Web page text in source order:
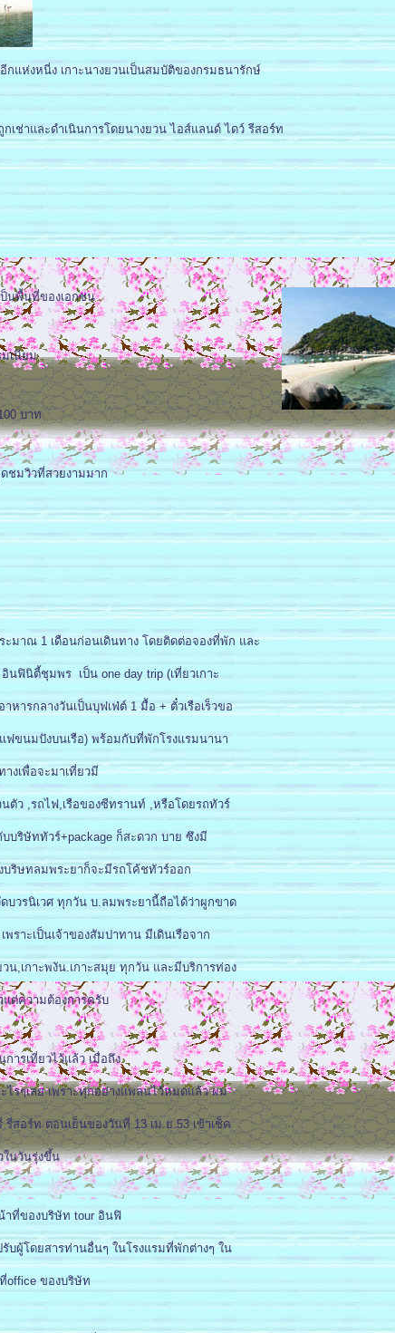
กแห่งหนี่ง เกาะนางยวนเป็นสมบัติของกรมธนารักษ์
เช่าและดำเนินการโดยนางยวน ไอส์แลนด์ ไดว์ รีสอร์ท
ป็นพื้นที่ของเอกชน
มเนียม
บาท
ดชมวิวที่สวยงามมาก
ะมาณ 1 เดือนก่อนเดินทาง โดยติดต่อจองที่พัก และ
นฟินิตี้ชุมพร เป็น one day trip (เที่ยวเกาะ
าหารกลางวันเป็นบุฟเฟ่ต์ 1 มื้อ + ตั๋วเรือเร็วขอ
ฟขนมปังบนเรือ) พร้อมกับที่พักโรงแรมนานา
างเพื่อจะมาเที่ยวมี
ตัว ,รถไฟ,เรือของซีทรานท์ ,หรือโดยรถทัวร์
บริษัททัวร์+package ก็สะดวก บาย ซึงมี
บริษทลมพระยาก็จะมีรถโค้ชทัวร์ออก
บวรนิเวศ ทุกวัน บ.ลมพระยานี้ถือได้ว่าผูกขาด
พราะเป็นเจ้าของสัมปาทาน มีเดินเรือจาก
วน,เกาะพงัน.เกาะสมุย ทุกวัน และมีบริการท่อง
แต่ความต้องการครับ
ารเที่ยวไว้แล้ว เมื่อถึง
ไรๆเลย เพราะทุกอย่างแพลนไว้หมดแล้ว ผม
สอร์ท ตอนเย็นของวันที่ 13 เม.ย.53 เข้าเช็ค
ในวันรุ่งขึ้น
าที่ของบริษัท tour อินฟิ
บผู้โดยสารท่านอื่นๆ ในโรงแรมที่พักต่างๆ ใน
office ของบริษัท